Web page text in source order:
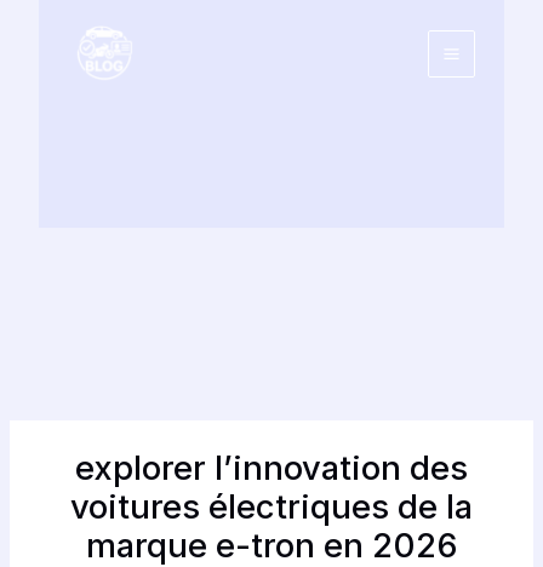
explorer l’innovation des
voitures électriques de la
marque e-tron en 2026